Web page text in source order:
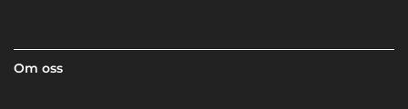
Om oss